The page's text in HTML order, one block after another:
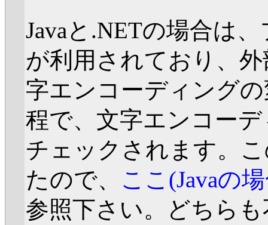
Javaと.NETの場合は
が利用されており、
字エンコーディング
程で、文字エンコー
チェックされます。
たので、 ここ(Javaの
参照下さい。どちら